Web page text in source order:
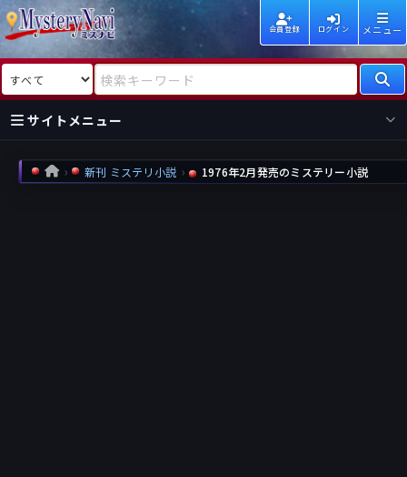
会員登録 ログイン メニュー
検索対象 検索キーワード
サイトメニュー
国内
作家
海外
作家
新着
レビュー
新刊
情報
HOME 新刊 ミステリ小説 1976年2月発売のミステリー小説